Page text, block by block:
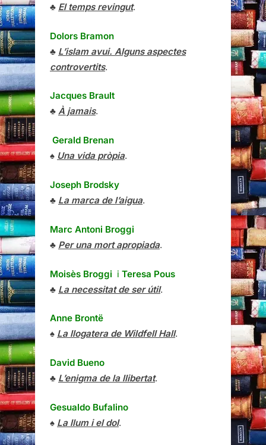
♣ El temps revingut.
Dolors Bramon
♣ L’islam avui. Alguns aspectes
controvertits.
Jacques Brault
♣ À jamais.
Gerald Brenan
♠ Una vida pròpia.
Joseph Brodsky
♣ La marca de l’aigua.
Marc Antoni Broggi
♣ Per una mort apropiada.
Moisès Broggi i Teresa Pous
♣ La necessitat de ser útil.
Anne Brontë
♠ La llogatera de Wildfell Hall.
David Bueno
♣ L’enigma de la llibertat.
Gesualdo Bufalino
♠ La llum i el dol.